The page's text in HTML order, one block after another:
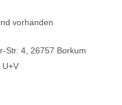
vorhanden
Str. 4, 26757 Borkum
U+V